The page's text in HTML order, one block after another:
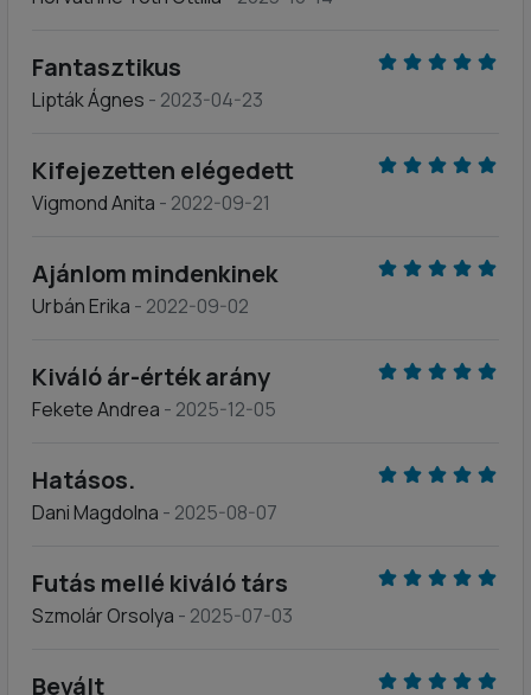
Fantasztikus
Lipták Ágnes - 2023-04-23
Kifejezetten elégedett
Vigmond Anita - 2022-09-21
Ajánlom mindenkinek
Urbán Erika - 2022-09-02
Kiváló ár-érték arány
Fekete Andrea - 2025-12-05
Hatásos.
Dani Magdolna - 2025-08-07
Futás mellé kiváló társ
Szmolár Orsolya - 2025-07-03
Bevált